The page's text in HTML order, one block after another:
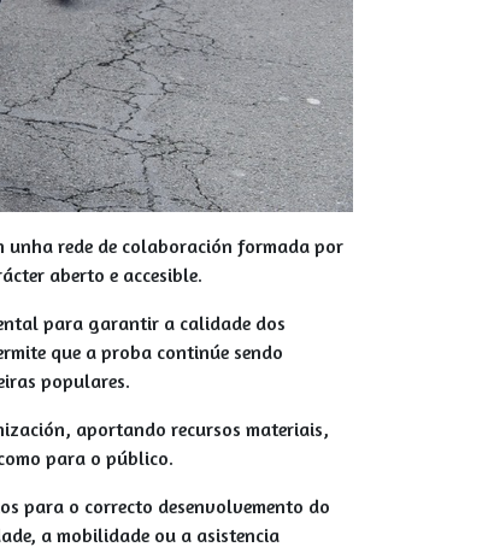
unha rede de colaboración formada por
aberto e accesible.
para garantir a calidade dos
que a proba continúe sendo
populares.
aportando recursos materiais,
para o público.
para o correcto desenvolvemento do
a mobilidade ou a asistencia